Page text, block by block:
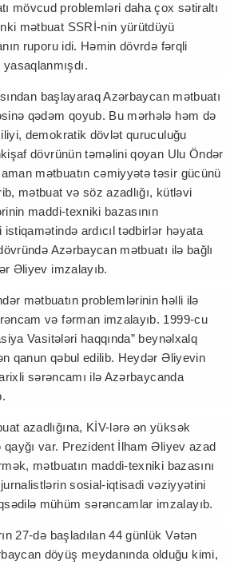
mövcud problemləri daha çox sətiraltı
mətbuat SSRİ-nin yürütdüyü
ruporu idi. Həmin dövrdə fərqli
başlayaraq Azərbaycan mətbuatı
qədəm qoyub. Bu mərhələ həm də
demokratik dövlət quruculuğu
dövrünün təməlini qoyan Ulu Öndər
mətbuatın cəmiyyətə təsir gücünü
mətbuat və söz azadlığı, kütləvi
maddi-texniki bazasının
ardıcıl tədbirlər həyata
Azərbaycan mətbuatı ilə bağlı
Əliyev imzalayıb.
mətbuatın problemlərinin həlli ilə
və fərman imzalayıb. 1999-cu
Vasitələri haqqında” beynəlxalq
qanun qəbul edilib. Heydər Əliyevin
sərəncamı ilə Azərbaycanda
azadlığına, KİV-lərə ən yüksək
var. Prezident İlham Əliyev azad
mətbuatın maddi-texniki bazasını
sosial-iqtisadi vəziyyətini
mühüm sərəncamlar imzalayıb.
27-də başladılan 44 günlük Vətən
döyüş meydanında olduğu kimi,